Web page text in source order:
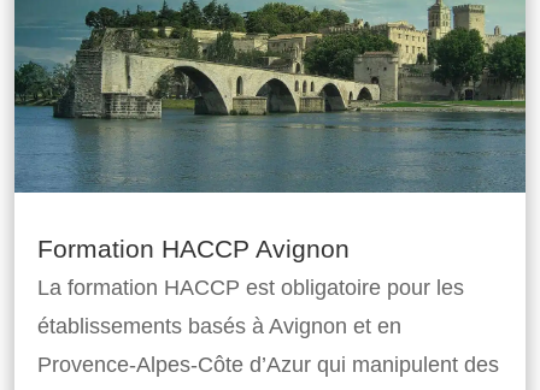
Formation HACCP Avignon
La formation HACCP est obligatoire pour les
établissements basés à Avignon et en
Provence-Alpes-Côte d’Azur qui manipulent des